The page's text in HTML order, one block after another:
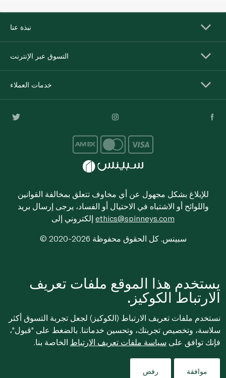
نبذة عنا
التسوق عبر الإنترنت
خدمات العملاء
للإبلاغ بشكل مجهول عن أي مخاوف تتعلق بمخالفة القوانين
واللوائح أو الاشتباه في الاحتيال أو الفساد، يرجى إرسال بريد
ethics@spinneys.com
© 2020-2026 سبينس. كل الحقوق محفوظة
يستخدم هذا الموقع ملفات تعريف
الارتباط الكوكيز.
نستخدم ملفات تعريف الارتباط (الكوكيز) لجعل تجربة التسوق أكثر
سلاسة، وتخصيص تجربتك، وتحسين خدماتنا. بالضغط على "قبول"،
فإنك توافق على سياسة ملفات تعريف الارتباط الخاصة بنا.
موافقة رفض